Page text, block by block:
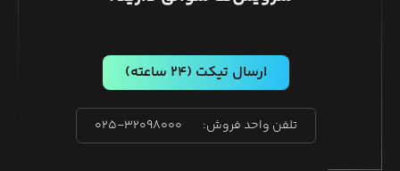
ارسال تیکت (۲۴ ساعته)
تلفن واحد فروش: ۰۲۵-۳۲۰۹۸۰۰۰